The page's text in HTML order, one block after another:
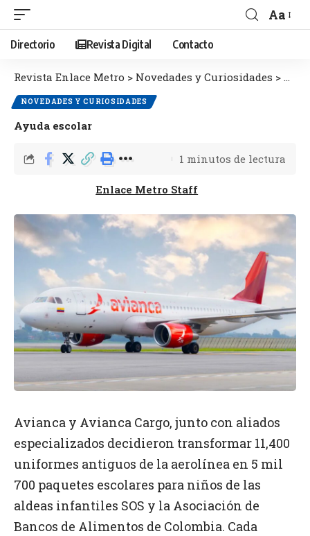
Aa
Directorio Revista Digital Contacto
Revista Enlace Metro > Novedades y Curiosidades >
NOVEDADES Y CURIOSIDADES
Ayuda escolar
Enlace Metro Staff
1 minutos de lectura
Avianca y Avianca Cargo, junto con aliados
especializados decidieron transformar 11,400
uniformes antiguos de la aerolínea en 5 mil
700 paquetes escolares para niños de las
aldeas infantiles SOS y la Asociación de
Bancos de Alimentos de Colombia. Cada